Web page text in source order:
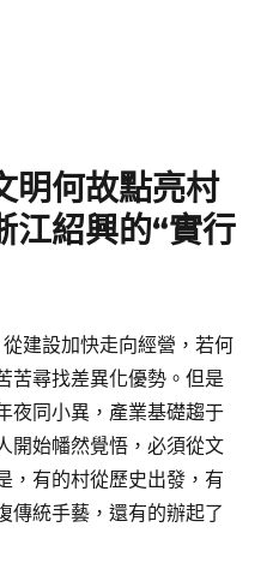
明何故點亮村
紹興的“實行
建設加快走向經營，若何
苦尋找差異化優勢。但是
夜同小異，產業基礎趨于
開始幡然覺悟，必須從文
，有的村從歷史出發，有
傳統手藝，還有的辦起了